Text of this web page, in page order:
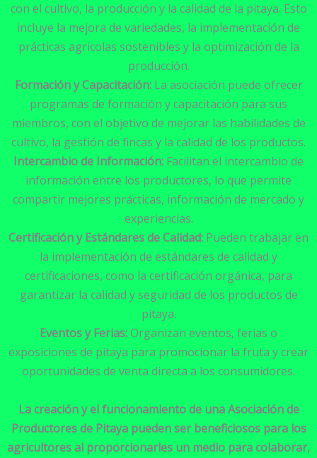
con el cultivo, la producción y la calidad de la pitaya. Esto
incluye la mejora de variedades, la implementación de
prácticas agrícolas sostenibles y la optimización de la
producción.
Formación y Capacitación:La asociación puede ofrecer
programas de formación y capacitación para sus
miembros, con el objetivo de mejorar las habilidades de
cultivo, la gestión de fincas y la calidad de los productos.
Intercambio de Información: Facilitan el intercambio de
información entre los productores, lo que permite
compartir mejores prácticas, información de mercado y
experiencias.
Certificación y Estándares de Calidad: Pueden trabajar en
la implementación de estándares de calidad y
certificaciones, como la certificación orgánica, para
garantizar la calidad y seguridad de los productos de
pitaya.
Eventos y Ferias:Organizan eventos, ferias o
exposiciones de pitaya para promocionar la fruta y crear
oportunidades de venta directa a los consumidores.
La creación y el funcionamiento de una Asociación de
Productores de Pitaya pueden ser beneficiosos para los
agricultores al proporcionarles un medio para colaborar,